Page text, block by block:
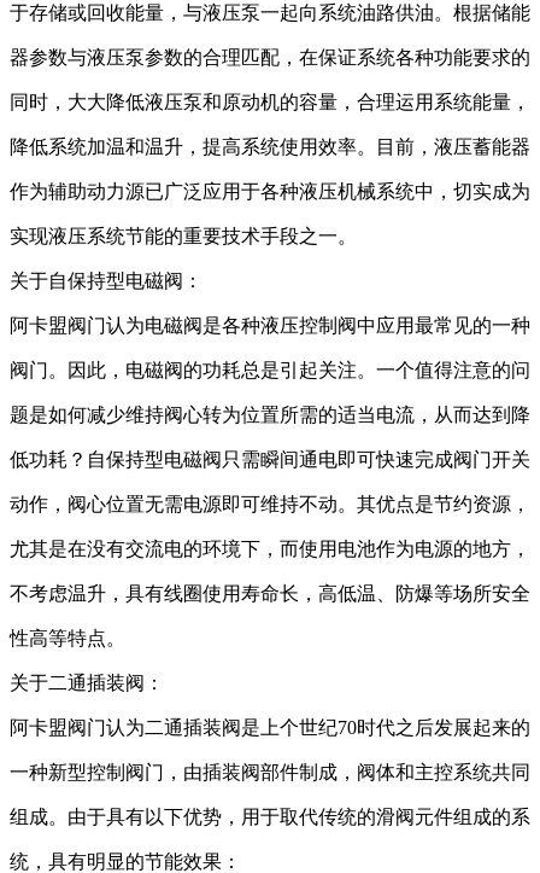
于存储或回收能量，与液压泵一起向系统油路供油。根据储能
器参数与液压泵参数的合理匹配，在保证系统各种功能要求的
同时，大大降低液压泵和原动机的容量， 合理运用 系统能量，
降低系统加温和温升，提高系统使用效率。目前，液压蓄能器
作为辅助动力源已广泛应用于各种液压机械系统中， 切实成为
实现液压系统节能的重要技术手段之一。
关于自保持型电磁阀 ：
阿卡盟阀门认为电磁阀是各种液压控制阀中应用最常见的一种
阀门 。因此， 电磁阀的功耗总是引起关注。一个值得注意的问
题是如何减少维持阀心转为位置所需的适当电流 ， 从而达到降
低功耗？ 自保持型电磁阀只需瞬间通电即可快速完成阀门开关
动作，阀心位置无需电源即可维持不动。其优点是节约资源，
尤其是在没有交流电的环境下，而使用电池作为电源的地方，
不考虑温升， 具有线圈使用寿命长，高低温、防爆等场所安全
性高等特点。
关于二通插装阀 ：
阿卡盟阀门认为二通插装阀是 上个世纪70时代之后发展起来的
一种新型控制 阀门 ，由插装阀部件制成 ， 阀体和主控系统共同
组成。由于具有以下优势，用于取代传统的滑阀元件组成的系
统，具有明显的节能效果 ：